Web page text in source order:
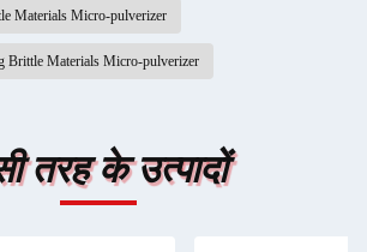
Materials Micro-pulverizer
Brittle Materials Micro-pulverizer
तरह के उत्पादों